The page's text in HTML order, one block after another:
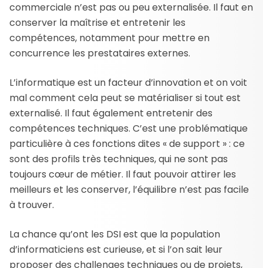
commerciale n’est pas ou peu externalisée. Il faut en
conserver la maîtrise et entretenir les
compétences, notamment pour mettre en
concurrence les prestataires externes.
L’informatique est un facteur d’innovation et on voit
mal comment cela peut se matérialiser si tout est
externalisé. Il faut également entretenir des
compétences techniques. C’est une problématique
particulière à ces fonctions dites « de support » : ce
sont des profils très techniques, qui ne sont pas
toujours cœur de métier. Il faut pouvoir attirer les
meilleurs et les conserver, l’équilibre n’est pas facile
à trouver.
La chance qu’ont les DSI est que la population
d’informaticiens est curieuse, et si l’on sait leur
proposer des challenges techniques ou de projets,